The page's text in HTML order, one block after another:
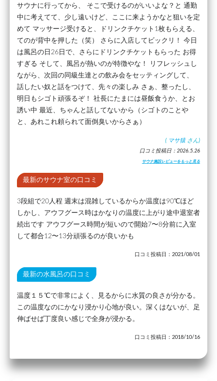
サウナに行ってから、 そこで受けるのがいいよな？と 通勤
中に考えてて、少し遠いけど、ここに来ようかなと狙いを定
めて マッサージ受けると、ドリンクチケット1枚もらえる、
てのが背中を押した（笑） さらに入店してビックリ！ 今日
は風呂の日26日で、さらにドリンクチケットもらった お得
すぎる そして、風呂が熱いのが特徴やな！ リフレッシュし
ながら、次回の同級生達との飲み会をセッティングして、
話したい奴と話をつけて、先々の楽しみ さぁ、整ったし、
明日もシゴト頑張るぞ！ 社長にたまには昼飯食うか、とお
誘い中 最近、ちゃんと話してないから（シゴトのことや
と、あれこれ頼られて面倒臭いからさぁ）
( マサ猿 さん)
口コミ投稿日：2026.5.26
サウナ施設レビューをもっと見る
最新のサウナ室の口コミ
3段組で20人程 週末は混雑しているからか温度は90℃ほど
しかし、アウフグース時はかなりの温度に上がり途中退室者
続出です アウフグース時間が短いので開始7〜8分前に入室
して都合12〜13分頑張るのが良いかも
口コミ投稿日：2021/08/01
最新の水風呂の口コミ
温度１５℃で非常によく、見るからに水質の良さが分かる。
この温度なのにかなり浸かり心地が良い。深くはないが、足
伸ばせば丁度良い感じで全身が浸かる。
口コミ投稿日：2018/10/16